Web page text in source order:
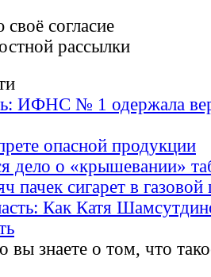
согласие
рассылки
ИФНС № 1 одержала
опасной продукции
дело о «крышевании»
пачек сигарет в газовой
Как Катя
знаете о том, что